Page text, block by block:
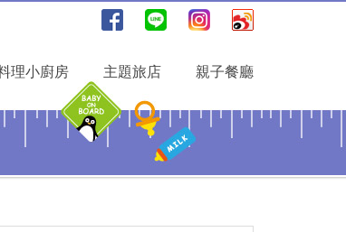
理小廚房 主題旅店 親子餐廳